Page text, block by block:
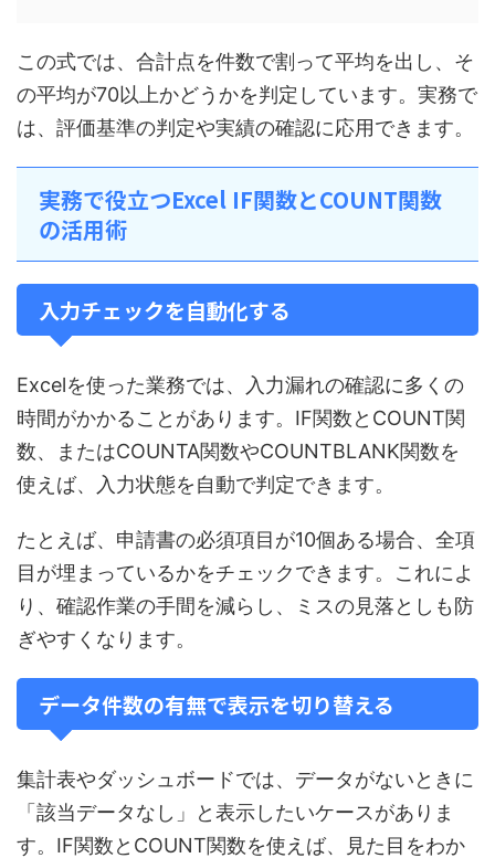
この式では、合計点を件数で割って平均を出し、そ
の平均が70以上かどうかを判定しています。実務で
は、評価基準の判定や実績の確認に応用できます。
実務で役立つExcel IF関数とCOUNT関数
の活用術
入力チェックを自動化する
Excelを使った業務では、入力漏れの確認に多くの
時間がかかることがあります。IF関数とCOUNT関
数、またはCOUNTA関数やCOUNTBLANK関数を
使えば、入力状態を自動で判定できます。
たとえば、申請書の必須項目が10個ある場合、全項
目が埋まっているかをチェックできます。これによ
り、確認作業の手間を減らし、ミスの見落としも防
ぎやすくなります。
データ件数の有無で表示を切り替える
集計表やダッシュボードでは、データがないときに
「該当データなし」と表示したいケースがありま
す。IF関数とCOUNT関数を使えば、見た目をわか